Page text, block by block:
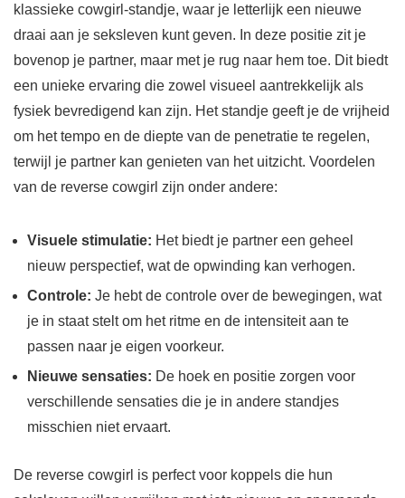
klassieke cowgirl-standje, waar je letterlijk een nieuwe
draai aan je seksleven kunt geven. In deze positie zit je
bovenop je partner, maar met je rug naar hem toe. Dit biedt
een unieke ervaring die zowel visueel aantrekkelijk als
fysiek bevredigend kan zijn. Het standje geeft je de vrijheid
om het tempo en de diepte van de penetratie te regelen,
terwijl je partner kan genieten van het uitzicht. Voordelen
van de reverse cowgirl zijn onder andere:
Visuele stimulatie: Het biedt je partner een geheel
nieuw perspectief, wat de opwinding kan verhogen.
Controle: Je hebt de controle over de bewegingen, wat
je in staat stelt om het ritme en de intensiteit aan te
passen naar je eigen voorkeur.
Nieuwe sensaties: De hoek en positie zorgen voor
verschillende sensaties die je in andere standjes
misschien niet ervaart.
De reverse cowgirl is perfect voor koppels die hun